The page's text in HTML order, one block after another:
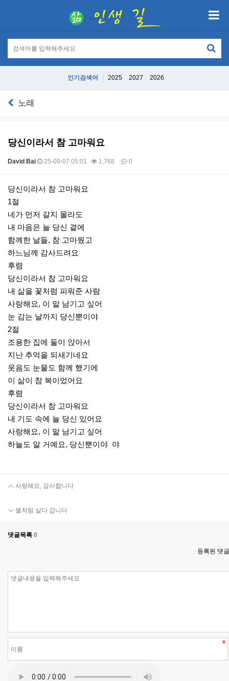
인기검색어 2025 2027 2026
노래
당신이라서 참 고마워요
David Bai 25-09-07 05:01 1,768 0
본문
당신이라서 참 고마워요
1절
네가 먼저 갈지 몰라도
내 마음은 늘 당신 곁에
함께한 날들, 참 고마웠고
하느님께 감사드려요
후렴
당신이라서 참 고마워요
내 삶을 꽃처럼 피워준 사람
사랑해요, 이 말 남기고 싶어
눈 감는 날까지 당신뿐이야
2절
조용한 집에 둘이 앉아서
지난 추억을 되새기네요
웃음도 눈물도 함께 했기에
이 삶이 참 복이었어요
후렴
당신이라서 참 고마워요
내 기도 속에 늘 당신 있어요
사랑해요, 이 말 남기고 싶어
하늘도 알 거예요, 당신뿐이야 야
사랑해요, 감사합니다
별처럼 살다 갑니다
댓글목록 0
등록된 댓